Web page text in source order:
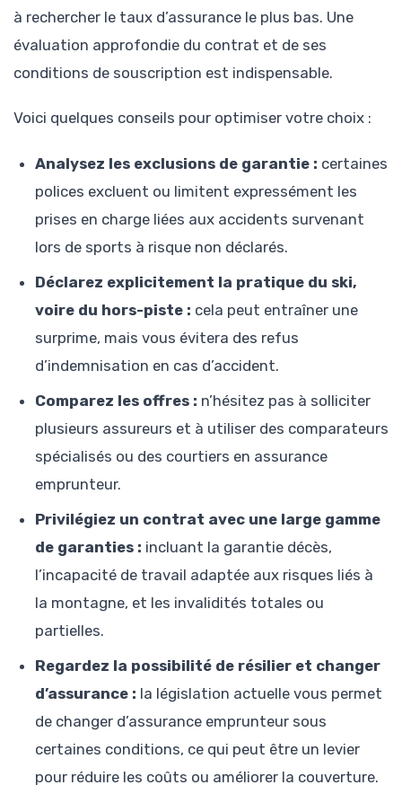
à rechercher le taux d’assurance le plus bas. Une
évaluation approfondie du contrat et de ses
conditions de souscription est indispensable.
Voici quelques conseils pour optimiser votre choix :
Analysez les exclusions de garantie : certaines
polices excluent ou limitent expressément les
prises en charge liées aux accidents survenant
lors de sports à risque non déclarés.
Déclarez explicitement la pratique du ski,
voire du hors-piste : cela peut entraîner une
surprime, mais vous évitera des refus
d’indemnisation en cas d’accident.
Comparez les offres : n’hésitez pas à solliciter
plusieurs assureurs et à utiliser des comparateurs
spécialisés ou des courtiers en assurance
emprunteur.
Privilégiez un contrat avec une large gamme
de garanties : incluant la garantie décès,
l’incapacité de travail adaptée aux risques liés à
la montagne, et les invalidités totales ou
partielles.
Regardez la possibilité de résilier et changer
d’assurance : la législation actuelle vous permet
de changer d’assurance emprunteur sous
certaines conditions, ce qui peut être un levier
pour réduire les coûts ou améliorer la couverture.